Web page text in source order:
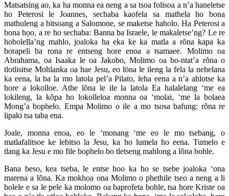
Matsatsing ao, ka ha monna ea neng a sa tsoa folisoa a n’a haneletse
ho Peterosi le Joannes, sechaba kaofela sa mathela ho bona
mathuleng a bitsoang a Salomone, se maketse haholo. Ha Peterosi a
bona họo, a re ho sechaba: Banna ba Israele, le makaletse’ng? Le re
hobolella’ng mahlo, joaloka ha eka ke ka matla a rõna kapa ka
borapeli ba rona re entseng hore enoa a tsamaee. Molimo oa
Abrahama, oa Isaaka le oa Jakobo, Molimo oa bo-ntat’a rõna o
tlotlisitse Mohlanka oa hae Jesu, eo löna le ileng la fela la nehelana
ka eena, la ba la mo latola pel’a Pilato, leha eena a n’a ahlotse ka
hore a lokolloe. Athe lõna le ile la latola Ea halalelang ‘me ea
lokileng, la kõpa ho lokolleloa monna oa ‘molai, ‘me la bolaea
Mong’a bophelo. Empa Molimo o ile a mo tsosa bafung: rõna re
lipaki tsa taba ena.
Joale, monna enoa, eo le ‘monang ‘me eo le mo tsebang, o
matlafalitsoe ke lebitso la Jesu, ka ho lumela ho eena. Tumelo e
tlang ka Jesu e mo file bophelo bo tletseng mahlong a lõna bohle.
Bana beso, kea tseba, le entse hoo ka ho se tsebe joaloka ‘ona
marena a lõna. Ka mokhoa ona Molimo o phethile tseo a neng a li
bolele e sa le pele ka molomo oa baprofeta bohle, tsa hore Kriste oa